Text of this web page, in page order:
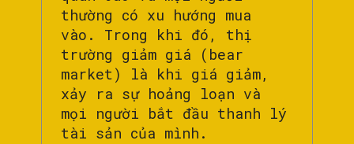
thường có xu hướng mua
vào. Trong khi đó, thị
trường giảm giá (bear
market) là khi giá giảm,
xảy ra sự hoảng loạn và
mọi người bắt đầu thanh lý
tài sản của mình.